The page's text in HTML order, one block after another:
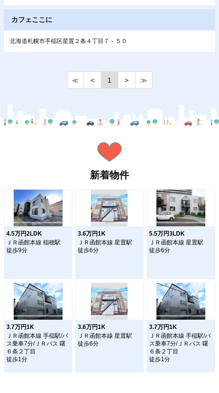
カフェここに
北海道札幌市手稲区星置２条４丁目７－５０
≪ < 1 > ≫
新着物件
4.5万円2LDK
ＪＲ函館本線 稲穂駅
徒歩9分
3.6万円1K
ＪＲ函館本線 星置駅
徒歩6分
5.5万円3LDK
ＪＲ函館本線 星置駅
徒歩6分
3.7万円1K
ＪＲ函館本線 手稲駅/バ
ス乗車7分/ＪＲバス 曙
６条２丁目
徒歩1分
3.6万円1K
ＪＲ函館本線 星置駅
徒歩6分
3.7万円1K
ＪＲ函館本線 手稲駅/バ
ス乗車7分/ＪＲバス 曙
６条２丁目
徒歩1分